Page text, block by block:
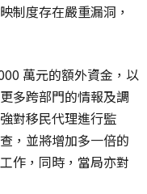
制度存在嚴重漏洞，
萬元的額外資金，以
多跨部門的情報及調
對移民代理進行監
，並將增加多一倍的
作，同時，當局亦對